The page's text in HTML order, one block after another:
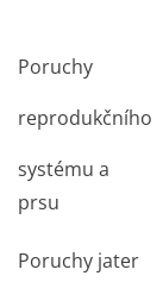
Poruchy
reprodukčního
systému a
prsu
Poruchy jater